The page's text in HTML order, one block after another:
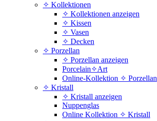
✧ Kollektionen
✧ Kollektionen anzeigen
✧ Kissen
✧ Vasen
✧ Decken
✧ Porzellan
✧ Porzellan anzeigen
Porcelain✧Art
Online-Kollektion ✧ Porzellan
✧ Kristall
✧ Kristall anzeigen
Nuppenglas
Online Kollektion ✧ Kristall